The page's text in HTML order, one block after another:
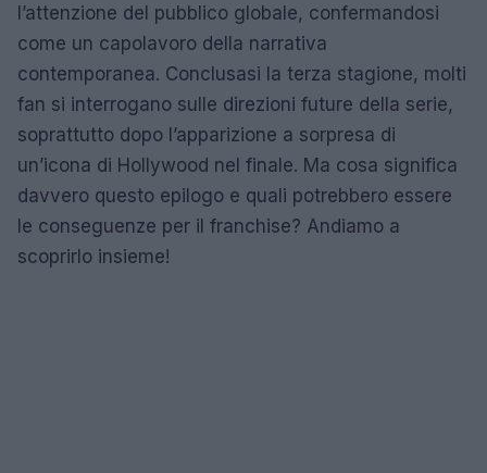
l’attenzione del pubblico globale, confermandosi
come un capolavoro della narrativa
contemporanea. Conclusasi la terza stagione, molti
fan si interrogano sulle direzioni future della serie,
soprattutto dopo l’apparizione a sorpresa di
un’icona di Hollywood nel finale. Ma cosa significa
davvero questo epilogo e quali potrebbero essere
le conseguenze per il franchise? Andiamo a
scoprirlo insieme!